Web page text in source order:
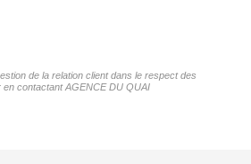
de la relation client dans le respect des
contactant AGENCE DU QUAI